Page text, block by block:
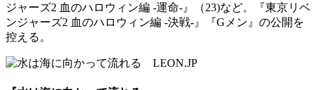
ジャーズ2 血のハロウィン編 -運命-』（23)など。『東京リベ
ンジャーズ2 血のハロウィン編 -決戦-』『Gメン』の公開を
控える。